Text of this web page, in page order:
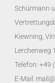
Schürmann
Kiewning,
Lerchenweg
Telefon: +49
E-Mail: